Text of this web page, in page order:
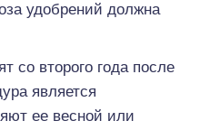
удобрений должна
со второго года после
является
ее весной или